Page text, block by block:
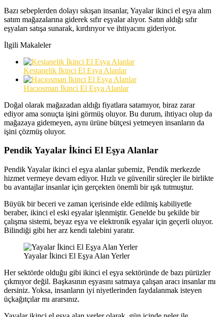
Bazı sebeplerden dolayı sıkışan insanlar, Yayalar ikinci el eşya alım
satım mağazalarına giderek sıfır eşyalar alıyor. Satın aldığı sıfır
eşyaları satışa sunarak, kırdırıyor ve ihtiyacını gideriyor.
İlgili Makaleler
Kestanelik İkinci El Eşya Alanlar
Hacıosman İkinci El Eşya Alanlar
Doğal olarak mağazadan aldığı fiyatlara satamıyor, biraz zarar
ediyor ama sonuçta işini görmüş oluyor. Bu durum, ihtiyacı olup da
mağazaya gidemeyen, aynı ürüne bütçesi yetmeyen insanların da
işini çözmüş oluyor.
Pendik Yayalar İkinci El Eşya Alanlar
Pendik Yayalar ikinci el eşya alanlar şubemiz, Pendik merkezde
hizmet vermeye devam ediyor. Hızlı ve güvenilir süreçler ile birlikte
bu avantajlar insanlar için gerçekten önemli bir ışık tutmuştur.
Büyük bir beceri ve zaman içerisinde elde edilmiş kabiliyetle
beraber, ikinci el eski eşyalar işlenmiştir. Genelde bu şekilde bir
çalışma sistemi, beyaz eşya ve elektronik eşyalar için geçerli oluyor.
Bilindiği gibi her arz kendi talebini yaratır.
Yayalar İkinci El Eşya Alan Yerler
Her sektörde olduğu gibi ikinci el eşya sektöründe de bazı pürüzler
çıkmıyor değil. Başkasının eşyasını satmaya çalışan aracı insanlar mı
dersiniz. Yoksa, insanların iyi niyetlerinden faydalanmak isteyen
üçkağıtçılar mı ararsınız.